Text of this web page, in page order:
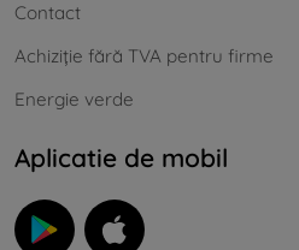
Contact
Achiziție fără TVA pentru firme
Energie verde
Aplicatie de mobil